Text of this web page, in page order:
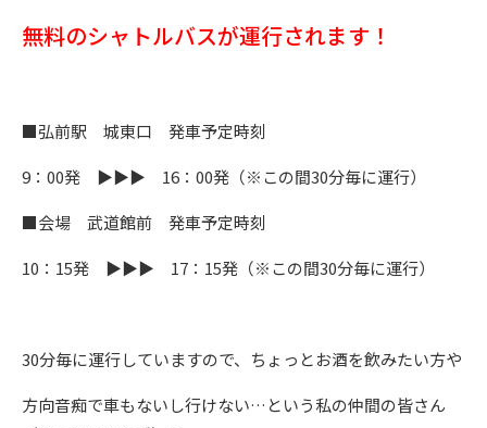
無料のシャトルバスが運行されます！
■弘前駅 城東口 発車予定時刻
9：00発 ▶▶▶ 16：00発（※この間30分毎に運行）
■会場 武道館前 発車予定時刻
10：15発 ▶▶▶ 17：15発（※この間30分毎に運行）
30分毎に運行していますので、ちょっとお酒を飲みたい方や
方向音痴で車もないし行けない…という私の仲間の皆さん